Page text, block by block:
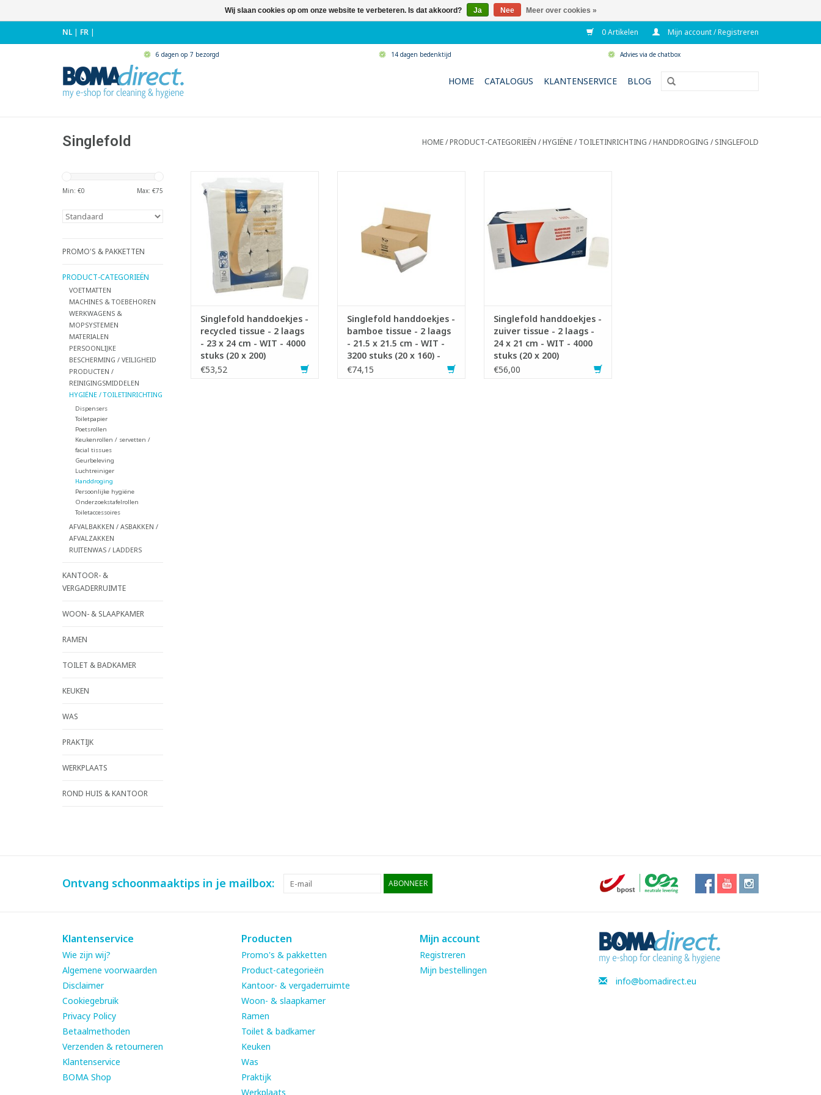
NL| FR | 0 Artikelen Mijn account / Registreren
6 dagen op 7 bezorgd 14 dagen bedenktijd Advies via de chatbox
HOME CATALOGUS KLANTENSERVICE BLOG
Singlefold HOME/PRODUCT-CATEGORIEËN /HYGIËNE / TOILETINRICHTING /HANDDROGING /SINGLEFOLD
Min: €0 Max: €75
PROMO'S & PAKKETTEN
PRODUCT-CATEGORIEËN
VOETMATTEN
MACHINES & TOEBEHOREN
WERKWAGENS &
MOPSYSTEMEN
MATERIALEN
PERSOONLIJKE
BESCHERMING / VEILIGHEID
PRODUCTEN /
REINIGINGSMIDDELEN
HYGIËNE / TOILETINRICHTING
Dispensers
Toiletpapier
Poetsrollen
Keukenrollen / servetten /
facial tissues
Geurbeleving
Luchtreiniger
Handdroging
Persoonlijke hygiëne
Onderzoekstafelrollen
Toiletaccessoires
AFVALBAKKEN / ASBAKKEN /
AFVALZAKKEN
RUITENWAS / LADDERS
KANTOOR- &
VERGADERRUIMTE
WOON- & SLAAPKAMER
RAMEN
TOILET & BADKAMER
KEUKEN
WAS
PRAKTIJK
WERKPLAATS
ROND HUIS & KANTOOR
- 100% recycled
- Groot formaat 23 x 24 cm.
Gevouwen formaat +/- 11.5 x 24
cm
- 2-laags
- Vouwwijze: singlefold
TOEVOEGEN AAN WINKELWAGEN
Singlefold handdoekjes -
recycled tissue - 2 laags
- 23 x 24 cm - WIT - 4000
stuks (20 x 200)
€53,52
- Gevouwen formaat +/- 21.5 op
10.5 cm
- 2-laags
- Vouwwijze: singlefold / zig-zag
- Flushable
Singlefold handdoekjes -
bamboe tissue - 2 laags
- 21.5 x 21.5 cm - WIT -
3200 stuks (20 x 160) -
Cheeky Panda
€74,15
- Gevouwen formaat +/- 24 x 11
cm
- 2-laags
- Vouwwijze: singlefold
TOEVOEGEN AAN WINKELWAGEN
Singlefold handdoekjes -
zuiver tissue - 2 laags -
24 x 21 cm - WIT - 4000
stuks (20 x 200)
€56,00
Ontvang schoonmaaktips in je mailbox: ABONNEER
Klantenservice
Wie zijn wij?
Algemene voorwaarden
Disclaimer
Cookiegebruik
Privacy Policy
Betaalmethoden
Verzenden & retourneren
Klantenservice
BOMA Shop
Producten
Promo's & pakketten
Product-categorieën
Kantoor- & vergaderruimte
Woon- & slaapkamer
Ramen
Toilet & badkamer
Keuken
Was
Praktijk
Werkplaats
Mijn account
Registreren
Mijn bestellingen
info@bomadirect.eu
Wij slaan cookies op om onze website te verbeteren. Is dat akkoord? Ja Nee Meer over cookies »